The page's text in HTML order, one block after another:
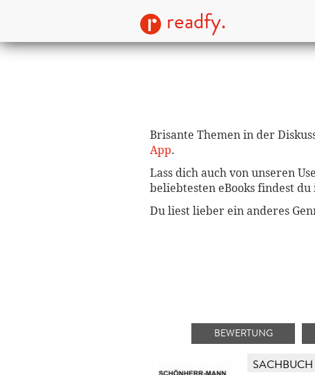
readfy.
Brisante Themen in der
App.
Lass dich auch von unseren
beliebtesten eBooks findest
Du liest lieber ein anderes
BEWERTUNG
SACHBUCH